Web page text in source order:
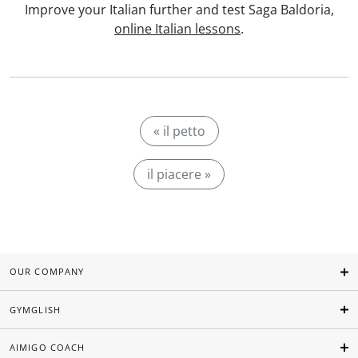
Improve your Italian further and test Saga Baldoria,
online Italian lessons.
« il petto
il piacere »
OUR COMPANY
GYMGLISH
AIMIGO COACH